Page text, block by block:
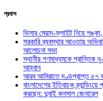
প্রবাস
ভিসার মেয়াদ-ফ্লাইট নিয়ে শঙ্কা,
সরকারি ব্যবস্থার আওতায়
আলোচনা সভা
স্থানীয় গণমাধ্যমকে প্রান্তিক
আহ্বান
আরব আমিরাতে দণ্ডপ্রাপ্ত ৫৭
বাংলাদেশের ইতিবাচক
করছেন: দুবাই কনসাল জেনারেল